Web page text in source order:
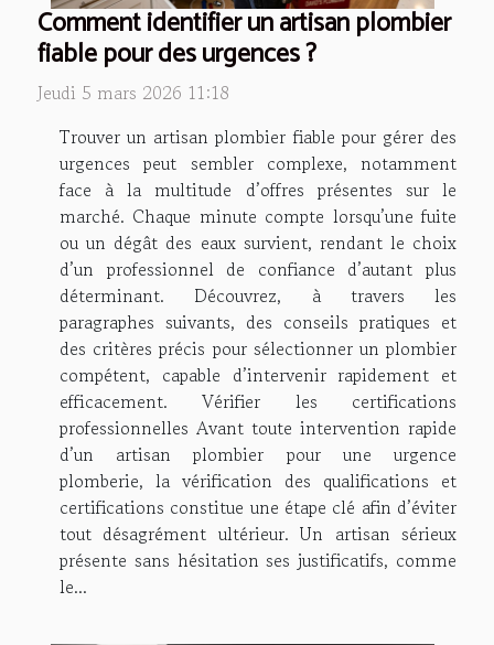
Comment identifier un artisan plombier
fiable pour des urgences ?
Jeudi 5 mars 2026 11:18
Trouver un artisan plombier fiable pour gérer des
urgences peut sembler complexe, notamment
face à la multitude d’offres présentes sur le
marché. Chaque minute compte lorsqu’une fuite
ou un dégât des eaux survient, rendant le choix
d’un professionnel de confiance d’autant plus
déterminant. Découvrez, à travers les
paragraphes suivants, des conseils pratiques et
des critères précis pour sélectionner un plombier
compétent, capable d’intervenir rapidement et
efficacement. Vérifier les certifications
professionnelles Avant toute intervention rapide
d’un artisan plombier pour une urgence
plomberie, la vérification des qualifications et
certifications constitue une étape clé afin d’éviter
tout désagrément ultérieur. Un artisan sérieux
présente sans hésitation ses justificatifs, comme
le...